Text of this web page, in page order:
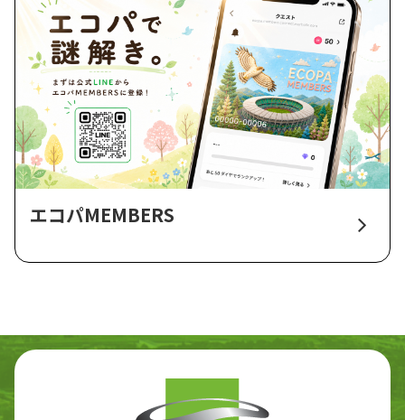
エコパMEMBERS